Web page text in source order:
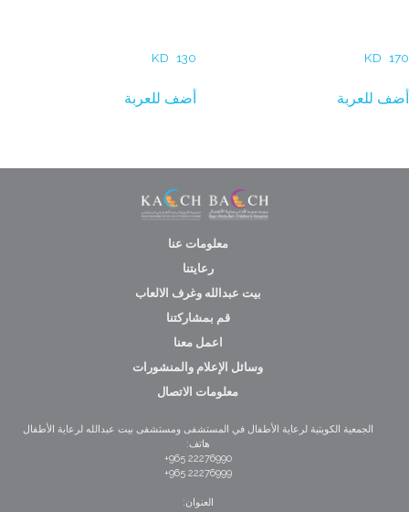
KD 170
أضف للعربة
KD 130
أضف للعربة
معلومات عنا
رعايتنا
بيت عبدالله وغرف الالعاب
قم بمشاركتنا
اعمل معنا
وسائل الإعلام والمنشورات
معلومات الاتصال
الجمعية الكويتية لرعاية الأطفال في المستشفى ومستشفى بيت عبدالله لرعاية الأطفال
هاتف:
22276990 965+
22276999 965+
العنوان: